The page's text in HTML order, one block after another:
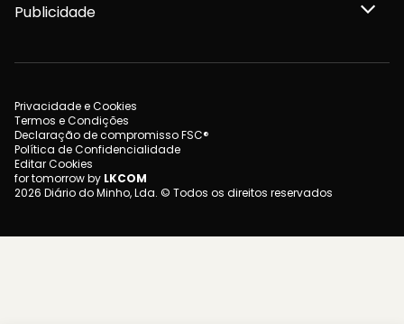
Publicidade
Privacidade e Cookies
Termos e Condições
Declaração de compromisso FSC®
Política de Confidencialidade
Editar Cookies
for tomorrow by LKCOM
2026 Diário do Minho, Lda. © Todos os direitos reservados